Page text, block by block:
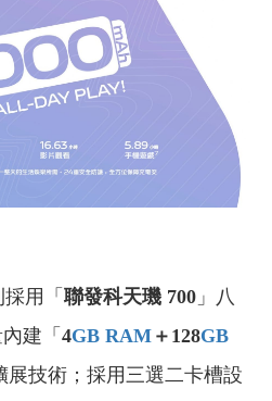
採用 「 聯發科天璣 700 」八
建「 4GB RAM ＋128GB
展技術；採用三選二卡槽設